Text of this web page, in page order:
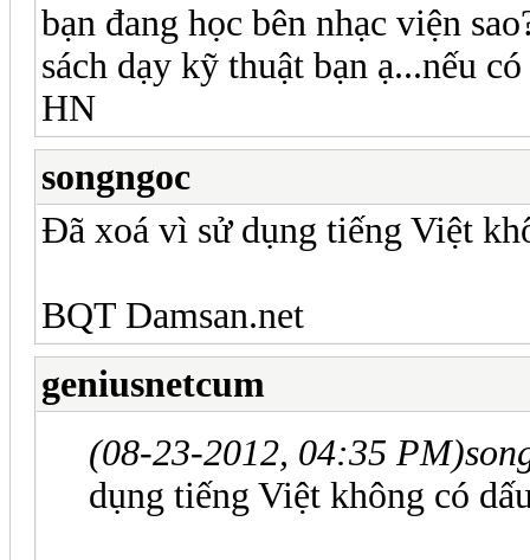
bạn đang học bên nhạc viện
sách dạy kỹ thuật bạn ạ...nếu
HN
songngoc
Đã xoá vì sử dụng tiếng Việt
BQT Damsan.net
geniusnetcum
(08-23-2012, 04:35 PM)
dụng tiếng Việt không có